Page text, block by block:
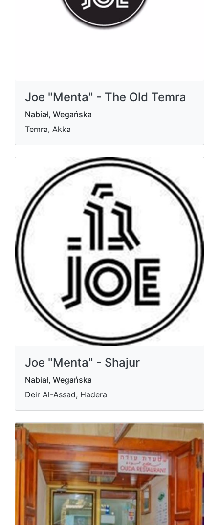
Joe "Menta" - The Old Temra
Nabiał, Wegańska
Temra, Akka
Joe "Menta" - Shajur
Nabiał, Wegańska
Deir Al-Assad, Hadera